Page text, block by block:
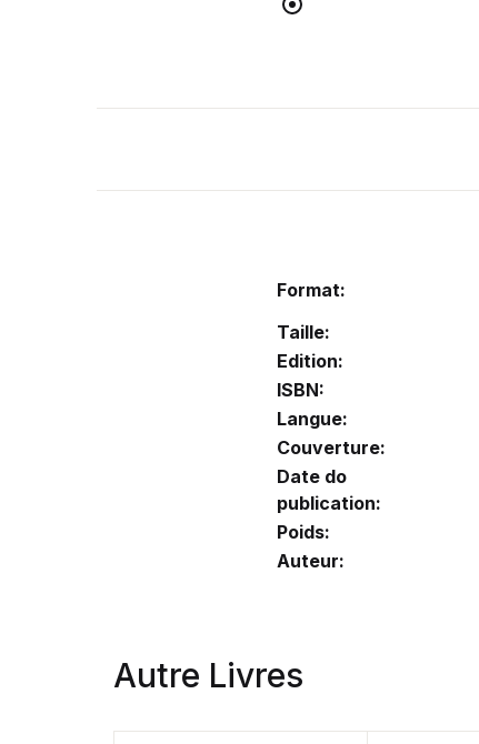
Format:
Taille:
Edition:
ISBN:
Langue:
Couverture:
Date do
publication:
Poids:
Auteur:
Autre Livres